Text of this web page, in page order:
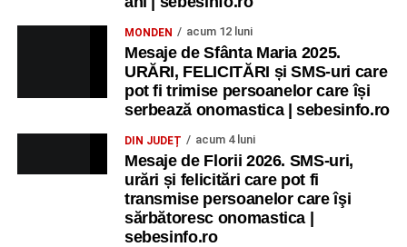
MONDEN acum 12 luni
Mesaje de Sfânta Maria 2025.
URĂRI, FELICITĂRI și SMS-uri care
pot fi trimise persoanelor care își
serbează onomastica | sebesinfo.ro
DIN JUDEȚ acum 4 luni
Mesaje de Florii 2026. SMS-uri,
urări și felicitări care pot fi
transmise persoanelor care îşi
sărbătoresc onomastica |
sebesinfo.ro